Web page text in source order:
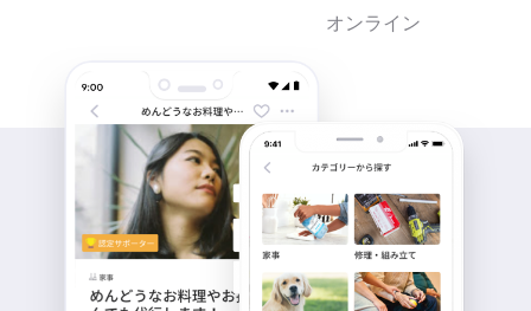
オンライン